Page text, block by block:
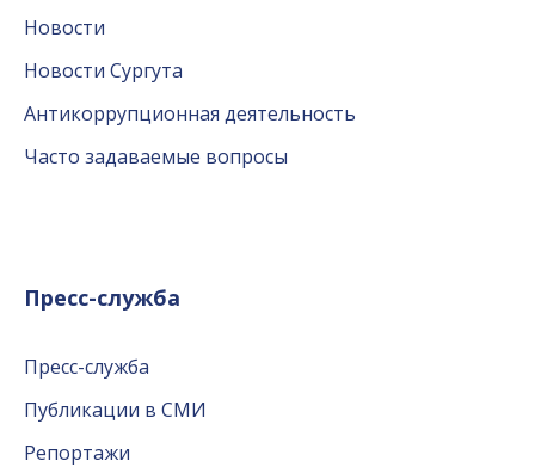
Новости
Новости Сургута
Антикоррупционная деятельность
Часто задаваемые вопросы
Пресс-служба
Пресс-служба
Публикации в СМИ
Репортажи